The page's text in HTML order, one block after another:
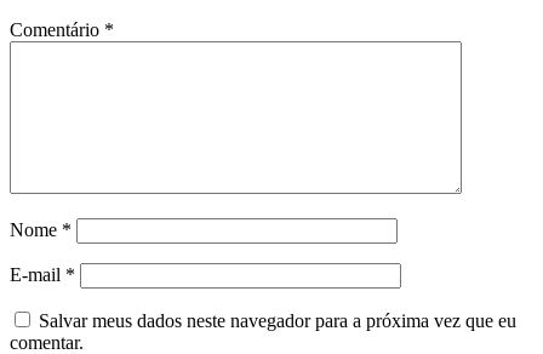
Comentário *
Nome *
E-mail *
Salvar meus dados neste navegador para a próxima vez que eu
comentar.